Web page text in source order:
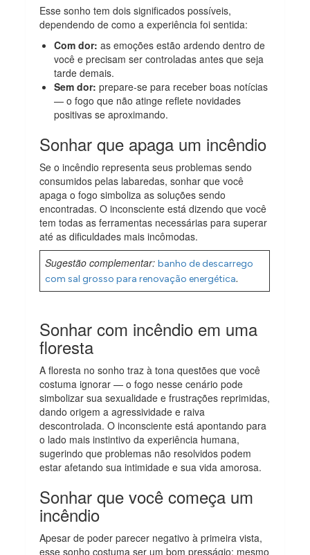
Esse sonho tem dois significados possíveis,
dependendo de como a experiência foi sentida:
Com dor:as emoções estão ardendo dentro de
você e precisam ser controladas antes que seja
tarde demais.
Sem dor:prepare-se para receber boas notícias
— o fogo que não atinge reflete novidades
positivas se aproximando.
Sonhar que apaga um incêndio
Se o incêndio representa seus problemas sendo
consumidos pelas labaredas, sonhar que você
apaga o fogo simboliza as soluções sendo
encontradas. O inconsciente está dizendo que você
tem todas as ferramentas necessárias para superar
até as dificuldades mais incômodas.
Sugestão complementar:banho de descarrego
com sal grosso para renovação energética.
Sonhar com incêndio em uma
floresta
A floresta no sonho traz à tona questões que você
costuma ignorar — o fogo nesse cenário pode
simbolizar sua sexualidade e frustrações reprimidas,
dando origem a agressividade e raiva
descontrolada. O inconsciente está apontando para
o lado mais instintivo da experiência humana,
sugerindo que problemas não resolvidos podem
estar afetando sua intimidade e sua vida amorosa.
Sonhar que você começa um
incêndio
Apesar de poder parecer negativo à primeira vista,
esse sonho costuma ser um bom presságio: mesmo